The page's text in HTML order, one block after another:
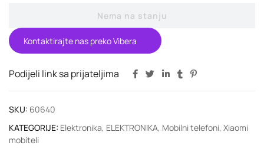
Nema na stanju
Kontaktirajte nas preko Vibera
Podijeli link sa prijateljima
SKU: 60640
KATEGORIJE: Elektronika, ELEKTRONIKA, Mobilni telefoni, Xiaomi
mobiteli